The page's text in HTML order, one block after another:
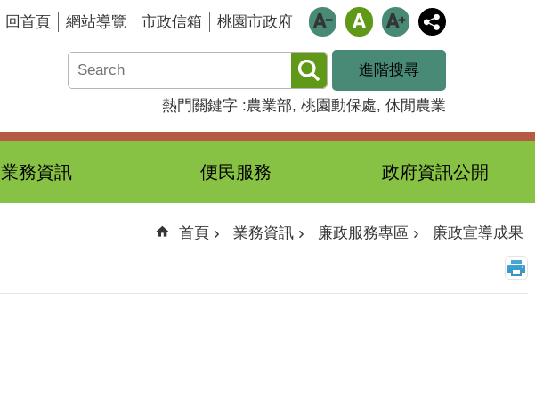
回首頁 網站導覽 市政信箱 桃園市政府
進階搜尋
熱門關鍵字 農業部 桃園動保處 休閒農業
業務資訊 便民服務 政府資訊公開
首頁 業務資訊 廉政服務專區 廉政宣導成果